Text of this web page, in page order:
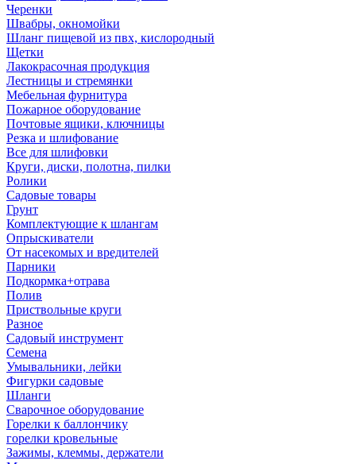
Черенки
Швабры, окномойки
Шланг пищевой из пвх, кислородный
Щетки
Лакокрасочная продукция
Лестницы и стремянки
Мебельная фурнитура
Пожарное оборудование
Почтовые ящики, ключницы
Резка и шлифование
Все для шлифовки
Круги, диски, полотна, пилки
Ролики
Садовые товары
Грунт
Комплектующие к шлангам
Опрыскиватели
От насекомых и вредителей
Парники
Подкормка+отрава
Полив
Приствольные круги
Разное
Садовый инструмент
Семена
Умывальники, лейки
Фигурки садовые
Шланги
Сварочное оборудование
Горелки к баллончику
горелки кровельные
Зажимы, клеммы, держатели